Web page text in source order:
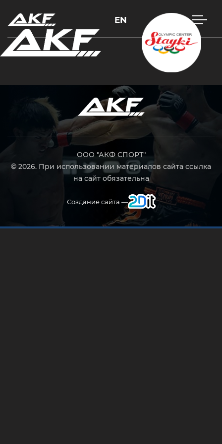
EN
ООО "АКФ СПОРТ"
© 2026. При использовании материалов сайта ссылка
на сайт обязательна
Создание сайта —
Нажмите Enter для поиска или Esc, чтобы закрыть